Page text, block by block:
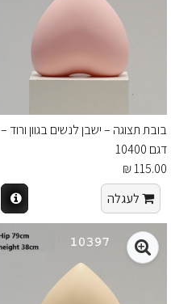
בובת תצוגה – ישבן לנשים בגוון ורוד –
דגם 10400
115.00 ₪
לעגלה